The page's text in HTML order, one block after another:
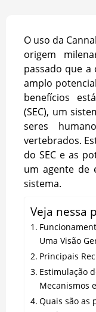
O uso da
origem
passado que a
amplo
benefícios
(SEC), um
seres
vertebrados.
do SEC e as
um agente de
sistema.
Veja nessa
Uma Visão
Principais
Estimulação
Mecanismos
Quais são as